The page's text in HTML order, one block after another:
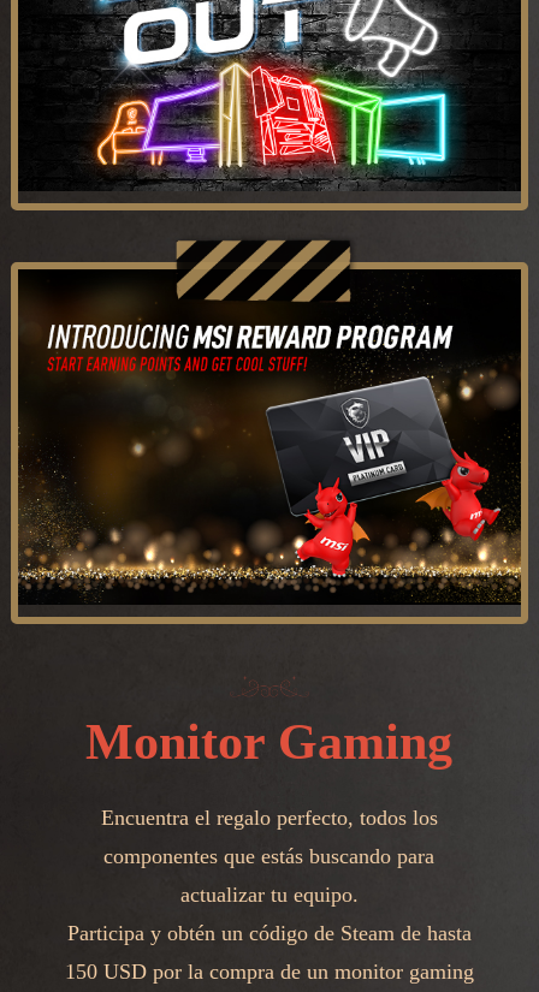
Monitor Gaming
Encuentra el regalo perfecto, todos los
componentes que estás buscando para
actualizar tu equipo.
Participa y obtén un código de Steam de hasta
150 USD por la compra de un monitor gaming